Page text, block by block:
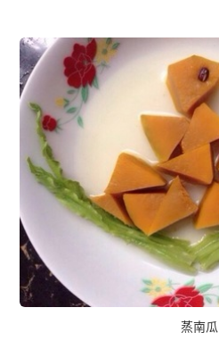
蒸南瓜